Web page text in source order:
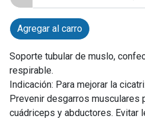
Agregar al carro
Soporte tubular de muslo,
respirable.
Indicación: Para mejorar la
Prevenir desgarros musculares
cuádriceps y abductores. Evitar